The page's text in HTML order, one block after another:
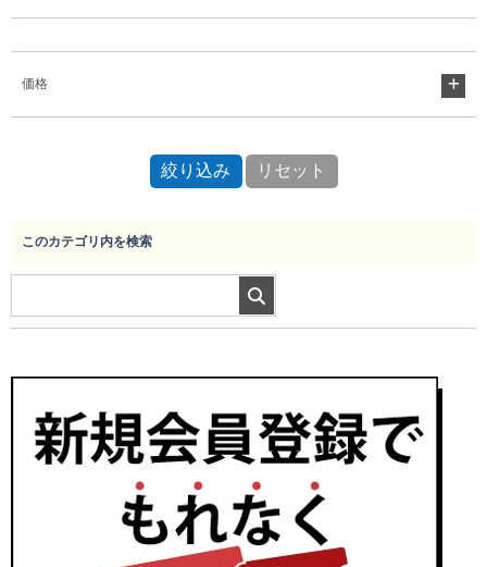
Myページ 見積書 お気に入り
価格
このカテゴリ内を検索